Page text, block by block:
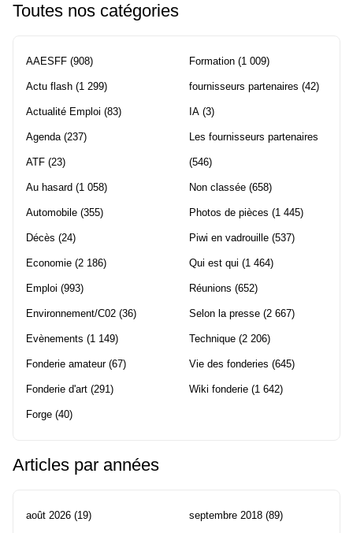
Toutes nos catégories
AAESFF (908)
Actu flash (1 299)
Actualité Emploi (83)
Agenda(237)
ATF (23)
Au hasard (1 058)
Automobile (355)
Décès (24)
Economie (2 186)
Emploi (993)
Environnement/C02 (36)
Evènements (1 149)
Fonderie amateur(67)
Fonderie d'art (291)
Forge (40)
Formation (1 009)
fournisseurs partenaires (42)
IA (3)
Les fournisseurs partenaires
(546)
Non classée (658)
Photos de pièces (1 445)
Piwi en vadrouille (537)
Qui est qui (1 464)
Réunions (652)
Selon la presse (2 667)
Technique (2 206)
Vie des fonderies (645)
Wiki fonderie (1 642)
Articles par années
août 2026 (19) septembre 2018 (89)